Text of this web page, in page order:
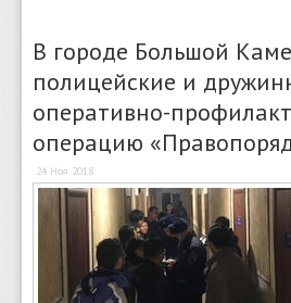
Справочник
Погода
О сайте
В городе Большой
полицейские и
оперативно-
операцию
24 Ноя 2018